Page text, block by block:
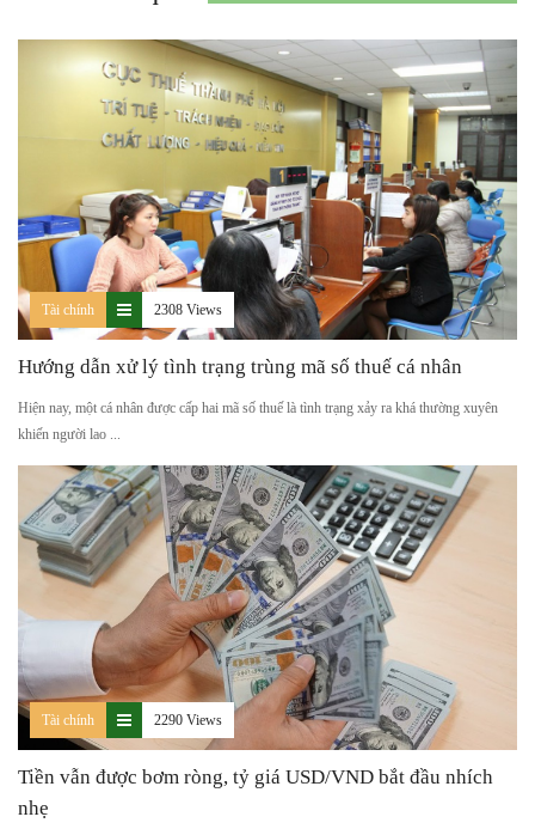
Tài chính 2308 Views
Hướng dẫn xử lý tình trạng trùng mã số thuế cá nhân
Hiện nay, một cá nhân được cấp hai mã số thuế là tình trạng xảy ra khá thường xuyên
khiến người lao ...
Tài chính 2290 Views
Tiền vẫn được bơm ròng, tỷ giá USD/VND bắt đầu nhích
nhẹ